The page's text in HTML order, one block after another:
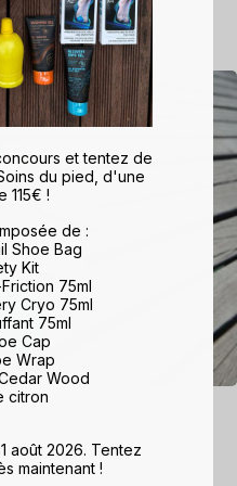
et tentez de
du pied, d'une
115€ !
de :
Shoe Bag
Kit
75ml
Cryo 75ml
75ml
Cap
Wrap
Wood
citron
août 2026. Tentez
maintenant !